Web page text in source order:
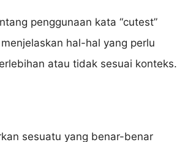
penggunaan kata “cutest”
hal-hal yang perlu
atau tidak sesuai konteks.
sesuatu yang benar-benar